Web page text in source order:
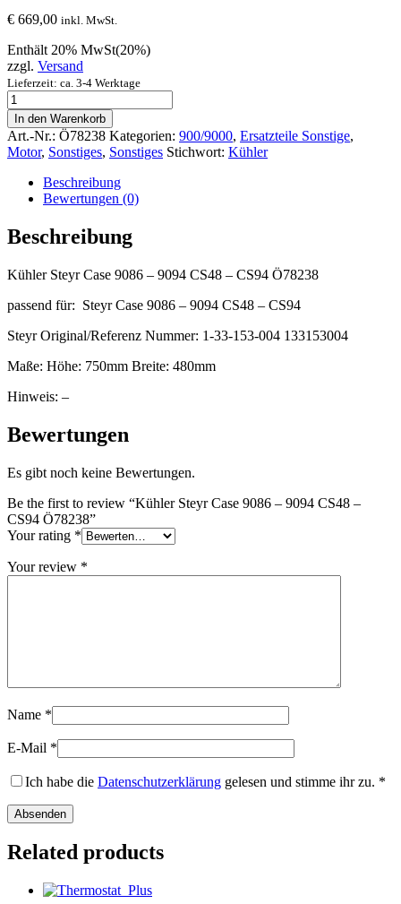
€ 669,00 inkl. MwSt.
Enthält 20% MwSt(20%)
zzgl. Versand
Lieferzeit: ca. 3-4 Werktage
Kühler
Steyr
Case
9086
-
9094
CS48
CS94
Ö78238
In den Warenkorb
Art.-Nr.: Ö78238 Kategorien: 900/9000, Ersatzteile Sonstige,
Motor, Sonstiges, Sonstiges Stichwort: Kühler
Beschreibung
Bewertungen (0)
Beschreibung
Kühler Steyr Case 9086 – 9094 CS48 – CS94 Ö78238
passend für: Steyr Case 9086 – 9094 CS48 – CS94
Steyr Original/Referenz Nummer: 1-33-153-004 133153004
Maße: Höhe: 750mm Breite: 480mm
Hinweis: –
Bewertungen
Es gibt noch keine Bewertungen.
Be the first to review “Kühler Steyr Case 9086 – 9094 CS48 –
CS94 Ö78238”
Your rating *
Your review *
Name *
E-Mail *
Ich habe die Datenschutzerklärung gelesen und stimme ihr zu. *
Related products